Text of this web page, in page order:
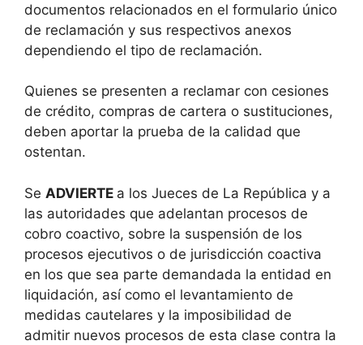
documentos relacionados en el formulario único
de reclamación y sus respectivos anexos
dependiendo el tipo de reclamación.
Quienes se presenten a reclamar con cesiones
de crédito, compras de cartera o sustituciones,
deben aportar la prueba de la calidad que
ostentan.
Se ADVIERTE a los Jueces de La República y a
las autoridades que adelantan procesos de
cobro coactivo, sobre la suspensión de los
procesos ejecutivos o de jurisdicción coactiva
en los que sea parte demandada la entidad en
liquidación, así como el levantamiento de
medidas cautelares y la imposibilidad de
admitir nuevos procesos de esta clase contra la